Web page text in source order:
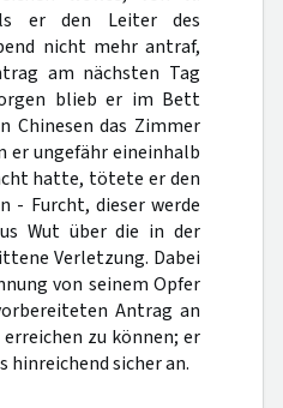
er den Leiter des
nicht mehr antraf,
am nächsten Tag
blieb er im Bett
Chinesen das Zimmer
er ungefähr eineinhalb
hatte, tötete er den
- Furcht, dieser werde
Wut über die in der
Verletzung. Dabei
von seinem Opfer
Antrag an
zu können; er
hinreichend sicher an.